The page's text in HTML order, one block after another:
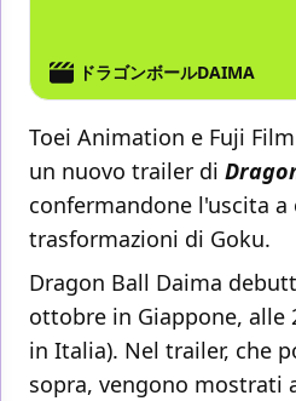
ドラゴンボールDAIMA
Toei Animation e Fuji
un nuovo trailer di
confermandone l'uscita
trasformazioni di Goku.
Dragon Ball Daima
ottobre in Giappone, alle
in Italia). Nel trailer, che
sopra, vengono mostrati